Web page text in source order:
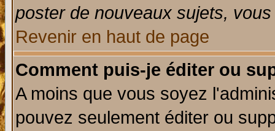
poster de nouveaux sujets,
Revenir en haut de page
Comment puis-je éditer ou
A moins que vous soyez
pouvez seulement éditer ou